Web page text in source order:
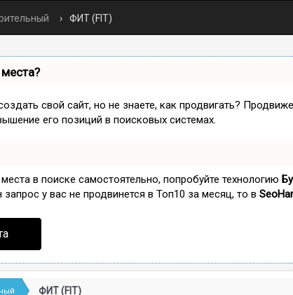
ФИТ (FIT)
свой сайт, но не знаете, как продвигать?
его позиций в поисковых системах.
в поиске самостоятельно, попробуйте технологию
у вас не продвинется в Топ10 за месяц, то в
ФИТ (FIT)